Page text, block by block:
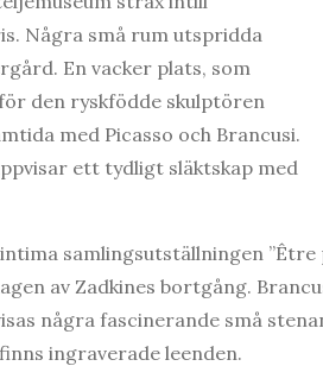
Några små rum utspridda
En vacker plats, som
den ryskfödde skulptören
med Picasso och Brancusi.
ett tydligt släktskap med
samlingsutställningen
av Zadkines bortgång.
några fascinerande små
ingraverade leenden.